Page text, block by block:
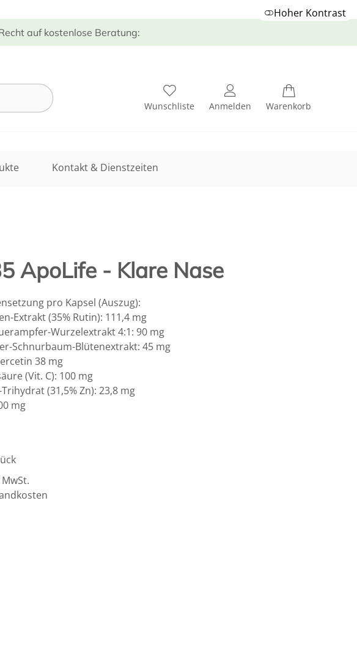
auf kostenlose Beratung:
Hoher Kontrast
Wunschliste Anmelden Warenkorb
Kontakt & Dienstzeiten
ApoLife - Klare Nase
pro Kapsel (Auszug):
Extrakt (35% Rutin): 111,4 mg
Wurzelextrakt 4:1: 90 mg
Schnurbaum-Blütenextrakt: 45 mg
38 mg
(Vit. C): 100 mg
(31,5% Zn): 23,8 mg
mg